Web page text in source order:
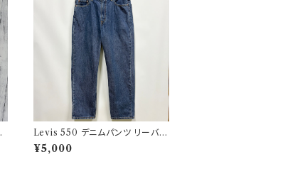
Levis 550 デニムパンツ リーバイ
ス ワイドデニム 3
¥5,000